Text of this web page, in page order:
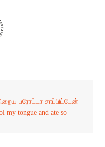
பரோட்டா சாப்பிட்டேன்
tongue and ate so